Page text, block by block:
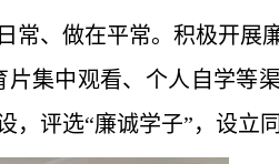
、做在平常。积极开展
集中观看、个人自学等
评选“廉诚学子”，设立同